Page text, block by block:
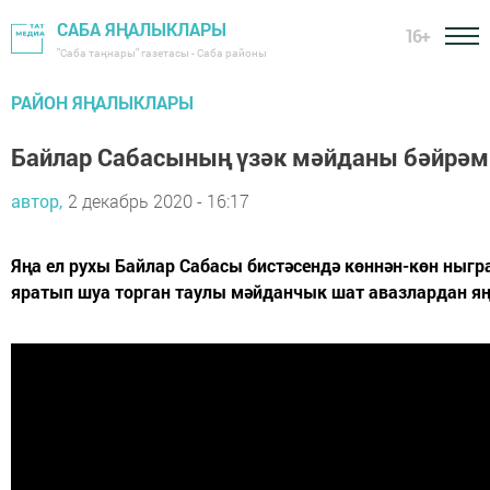
САБА ЯҢАЛЫКЛАРЫ
"Саба таңнары" газетасы - Саба районы
16+
РАЙОН ЯҢАЛЫКЛАРЫ
Байлар Сабасының үзәк мәйданы
автор, 2 декабрь 2020 - 16:17
Яңа ел рухы Байлар Сабасы бистәсендә көннән-көн
яратып шуа торган таулы мәйданчык шат авазлардан